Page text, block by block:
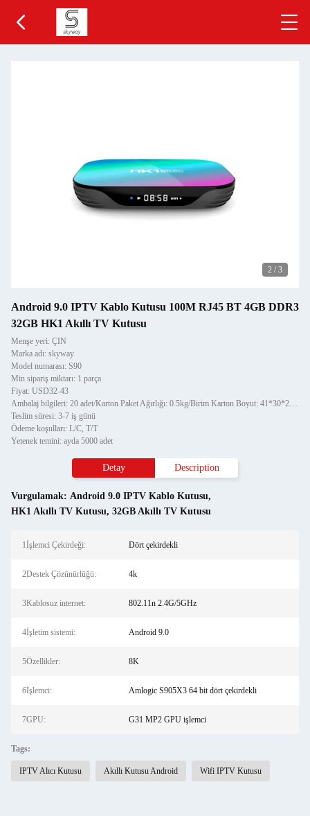
2 / 3
Android 9.0 IPTV Kablo Kutusu 100M RJ45 BT 4GB DDR3
32GB HK1 Akıllı TV Kutusu
Menşe yeri: ÇIN
Marka adı: skyway
Model numarası: S90
Min sipariş miktarı: 1 parça
Fiyat: USD32-43
Ambalaj bilgileri: 20 adet/Karton Paket Ağırlığı: 0.5kg/Birim Karton Boyut: 41*30*28CM Karton Ağırlığı: 10KG
Teslim süresi: 3-7 iş günü
Ödeme koşulları: L/C, T/T
Yetenek temini: ayda 5000 adet
Detay Description
Vurgulamak: Android 9.0 IPTV Kablo Kutusu,
HK1 Akıllı TV Kutusu, 32GB Akıllı TV Kutusu
1İşlemci Çekirdeği: Dört çekirdekli
2Destek Çözünürlüğü: 4k
3Kablosuz internet: 802.11n 2.4G/5GHz
4İşletim sistemi: Android 9.0
5Özellikler: 8K
6İşlemci: Amlogic S905X3 64 bit dört çekirdekli
7GPU: G31 MP2 GPU işlemci
Tags:
IPTV Alıcı Kutusu Akıllı Kutusu Android Wifi IPTV Kutusu